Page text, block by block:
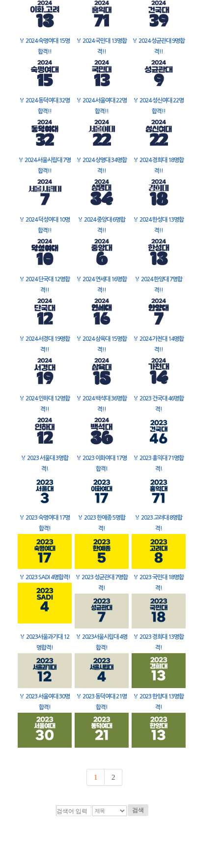
🏅 2024 숙명여대 15명
합격!!
🏅 2024 국민대 13명합
격!!
🏅 2024 성균관대 9명합
격!!
🏅 2024 동덕여대 32명
합격!!
🏅 2024 서울여대 22명
합격!!
🏅 2024 성신여대 22명
합격!!
🏅 2024 서울시립대 7명
합격!!
🏅 2024 상명대 34명합
격!!
🏅 2024 경희대 18명합
격!!
🏅 2024 덕성여대 10명
합격!!
🏅 2024 중앙대 6명합
격!!
🏅 2024 한성대 13명합
격!!
🏅 2024 단국대 12명합
격!!
🏅 2024 연세대 16명합
격!!
🏅 2024 한양대 7명합
격!!
🏅 2024 서경대 19명합
격!!
🏅 2024 삼육대 15명합
격!!
🏅 2024 가천대 14명합
격!!
🏅 2024 인하대 12명합
격!!
🏅 2024 백석대 36명합
격!!
🏅 2023 건국대 46명합
격!
🏅 2023 서울대 3명합
격!
🏅 2023 이화여대 17명
합격!
🏅 2023 홍익대 71명합
격!
🏅 2023 숙명여대 17명
합격!
🏅 2023 한예종 5명합
격!
🏅 2023 고려대 8명합
격!
🏅 2023 SADI 4명합격! 🏅 2023 성균관대 7명합
격!
🏅 2023 국민대 18명합
격!
🏅 2023서울과기대 12
명합격!
🏅 2023서울시립대 4명
합격!
🏅 2023 경희대 13명합
격!
🏅 2023 서울여대 30명
합격!
🏅 2023 동덕여대 21명
합격!
🏅 2023 한양대 13명합
격!
1 2
검색